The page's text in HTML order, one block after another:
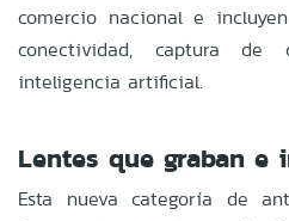
comercio nacional e
conectividad, captura
inteligencia artificial.
Lentes que graban e
Esta nueva categoría de